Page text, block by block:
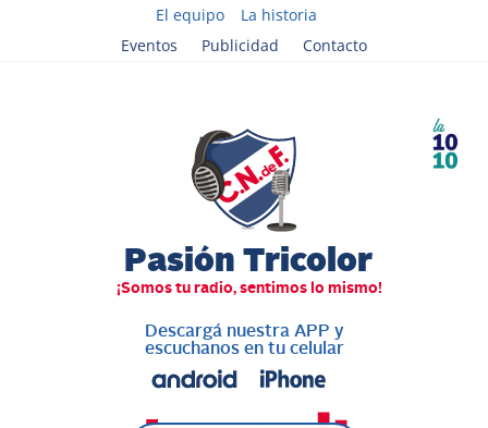
El equipo
La historia
Eventos
Publicidad Contacto
Descargá nuestra APP y
escuchanos en tu celular